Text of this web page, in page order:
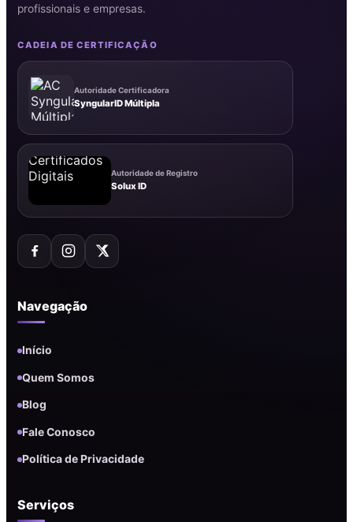
profissionais e empresas.
CADEIA DE CERTIFICAÇÃO
Autoridade Certificadora
SyngularID Múltipla
Autoridade de Registro
Solux ID
Navegação
Início
Quem Somos
Blog
Fale Conosco
Política de Privacidade
Serviços